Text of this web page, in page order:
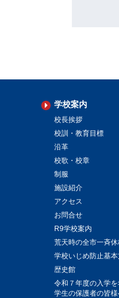
学校案内
校長挨拶
校訓・教育目標
沿革
校歌・校章
制服
施設紹介
アクセス
お問合せ
R9学校案内
荒天時の全市一斉
学校いじめ防止基
歴史館
令和７年度の入学
学生の保護者の皆